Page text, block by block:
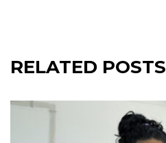
RELATED POSTS